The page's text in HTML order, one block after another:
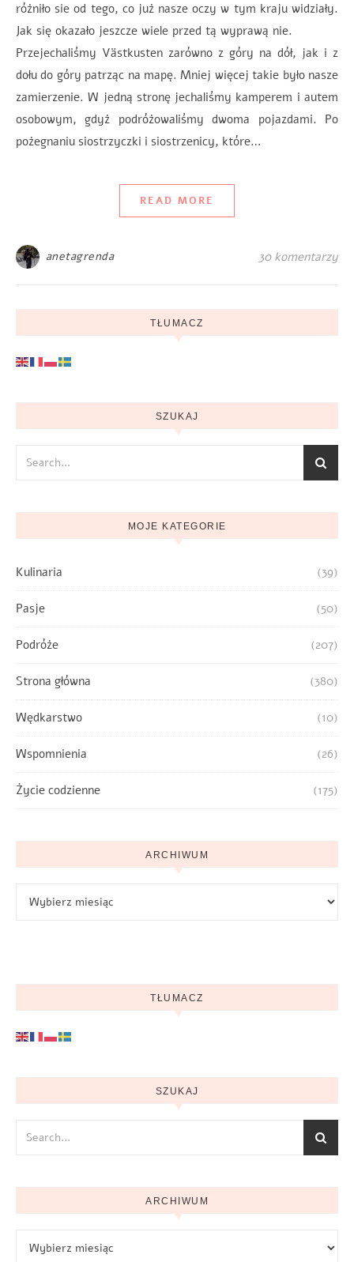
różniło sie od tego, co już nasze oczy w tym kraju widziały.
Jak się okazało jeszcze wiele przed tą wyprawą nie.
Przejechaliśmy Västkusten zarówno z góry na dół, jak i z
dołu do góry patrząc na mapę. Mniej więcej takie było nasze
zamierzenie. W jedną stronę jechaliśmy kamperem i autem
osobowym, gdyż podróżowaliśmy dwoma pojazdami. Po
pożegnaniu siostrzyczki i siostrzenicy, które…
READ MORE
anetagrenda 30 komentarzy
TŁUMACZ
SZUKAJ
MOJE KATEGORIE
Kulinaria (39)
Pasje (50)
Podróże (207)
Strona główna (380)
Wędkarstwo (10)
Wspomnienia (26)
Życie codzienne (175)
ARCHIWUM
TŁUMACZ
SZUKAJ
ARCHIWUM